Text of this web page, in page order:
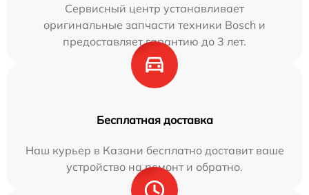
Сервисный центр устанавливает
оригинальные запчасти техники Bosch и
предоставляет гарантию до 3 лет.
Бесплатная доставка
Наш курьер в Казани бесплатно доставит ваше
устройство на ремонт и обратно.